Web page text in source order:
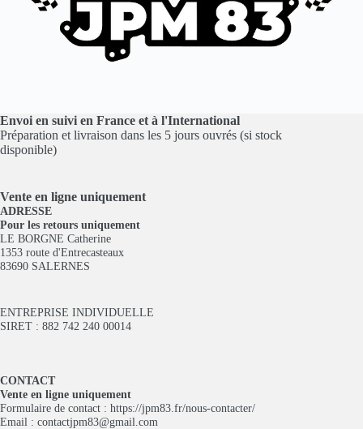
Envoi en suivi en France et à l'International
Préparation et livraison dans les 5 jours ouvrés (si stock
disponible)
Vente en ligne uniquement
ADRESSE
Pour les retours uniquement
LE BORGNE Catherine
1353 route d'Entrecasteaux
83690 SALERNES
ENTREPRISE INDIVIDUELLE
SIRET : 882 742 240 00014
CONTACT
Vente en ligne uniquement
Formulaire de contact : https://jpm83.fr/nous-contacter/
Email : contactjpm83@gmail.com